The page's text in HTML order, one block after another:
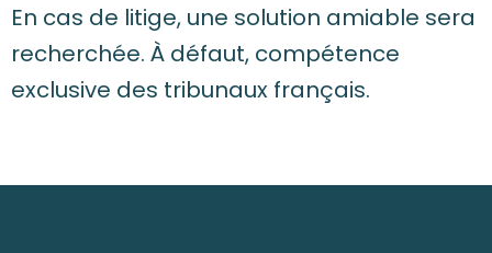
En cas de litige, une solution amiable sera
recherchée. À défaut, compétence
exclusive des tribunaux français.